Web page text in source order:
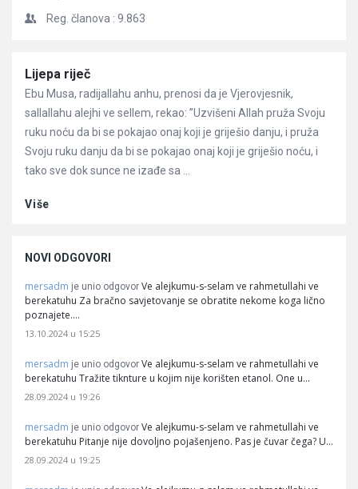
Reg. članova : 9.863
Članci
Lijepa riječ
Ebu Musa, radijallahu anhu, prenosi da je Vjerovjesnik,
sallallahu alejhi ve sellem, rekao: ”Uzvišeni Allah pruža Svoju
ruku noću da bi se pokajao onaj koji je griješio danju, i pruža
Svoju ruku danju da bi se pokajao onaj koji je griješio noću, i
tako sve dok sunce ne izađe sa ...
Više
NOVI ODGOVORI
mersadm je unio odgovor Ve alejkumu-s-selam ve rahmetullahi ve
berekatuhu Za bračno savjetovanje se obratite nekome koga lično
poznajete.…
13.10.2024 u 15:25
mersadm je unio odgovor Ve alejkumu-s-selam ve rahmetullahi ve
berekatuhu Tražite tiknture u kojim nije korišten etanol. One u…
28.09.2024 u 19:26
mersadm je unio odgovor Ve alejkumu-s-selam ve rahmetullahi ve
berekatuhu Pitanje nije dovoljno pojašenjeno. Pas je čuvar čega? U…
28.09.2024 u 19:25